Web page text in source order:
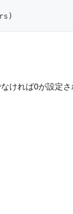
ければ0が設定さ